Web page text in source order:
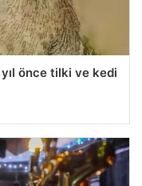
çıktı
önce tilki ve kedi